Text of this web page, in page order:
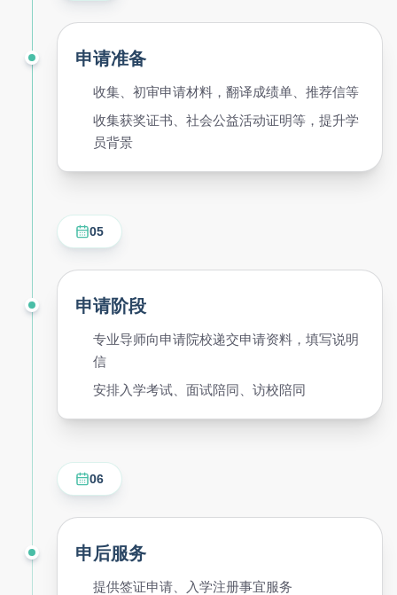
申请准备
收集、初审申请材料，翻译成绩单、推荐信等
收集获奖证书、社会公益活动证明等，提升学
员背景
05
申请阶段
专业导师向申请院校递交申请资料，填写说明
信
安排入学考试、面试陪同、访校陪同
06
申后服务
提供签证申请、入学注册事宜服务